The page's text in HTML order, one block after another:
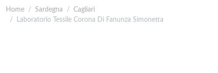
Home Sardegna
Cagliari
Laboratorio Tessile Corona Di Fanunza Simonetta